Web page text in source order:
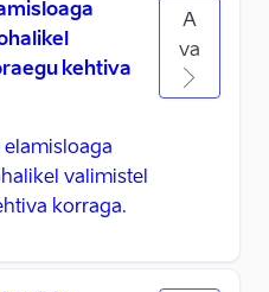
kehtiva
valimistel
korraga.
A
va